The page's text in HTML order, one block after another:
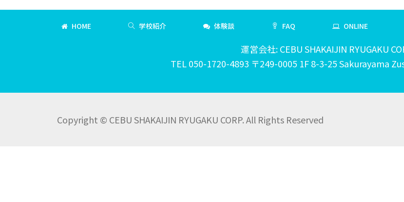
HOME 学校紹介 体験談 FAQ ONLINE
運営会社: CEBU SHAKAIJIN RYUGAKU
TEL 050-1720-4893 〒249-0005 1F 8-3-25 Sakurayama
Copyright © CEBU SHAKAIJIN RYUGAKU CORP. All Rights Reserved